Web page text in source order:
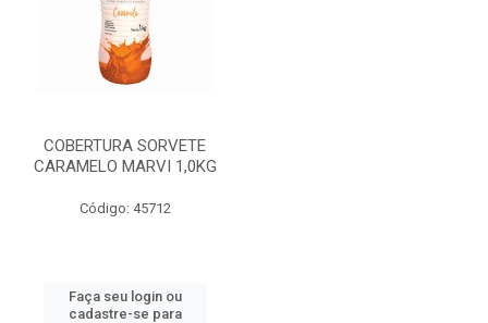
COBERTURA SORVETE
CARAMELO MARVI 1,0KG
Código: 45712
Faça seu login ou
cadastre-se para